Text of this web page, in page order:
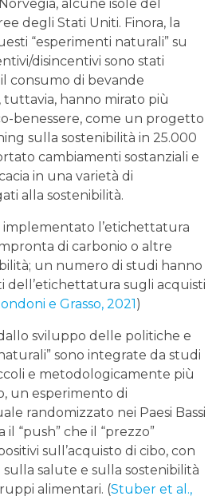
alcune isole del
degli Stati Uniti. Finora, la
“esperimenti naturali” su
disincentivi sono stati
consumo di bevande
tuttavia, hanno mirato più
benessere, come un progetto
sulla sostenibilità in 25.000
cambiamenti sostanziali e
in una varietà di
alla sostenibilità.
implementato l’etichettatura
di carbonio o altre
un numero di studi hanno
dell’etichettatura sugli acquisti
e Grasso, 2021)
sviluppo delle politiche e
sono integrate da studi
e metodologicamente più
un esperimento di
randomizzato nei Paesi Bassi
il “push” che il “prezzo”
sull’acquisto di cibo, con
salute e sulla sostenibilità
alimentari. (Stuber et al.,